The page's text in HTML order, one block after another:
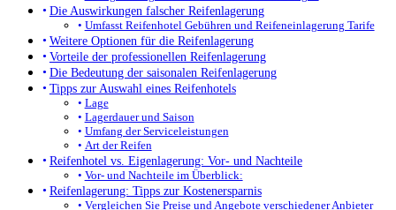
Die Auswirkungen falscher Reifenlagerung
Umfasst Reifenhotel Gebühren und Reifeneinlagerung Tarife
Weitere Optionen für die Reifenlagerung
Vorteile der professionellen Reifenlagerung
Die Bedeutung der saisonalen Reifenlagerung
Tipps zur Auswahl eines Reifenhotels
Lage
Lagerdauer und Saison
Umfang der Serviceleistungen
Art der Reifen
Reifenhotel vs. Eigenlagerung: Vor- und Nachteile
Vor- und Nachteile im Überblick:
Reifenlagerung: Tipps zur Kostenersparnis
Vergleichen Sie Preise und Angebote verschiedener Anbieter